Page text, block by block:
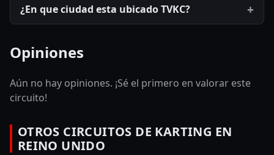
¿En que ciudad esta ubicado TVKC?
Opiniones
Aún no hay opiniones. ¡Sé el primero en valorar este
circuito!
OTROS CIRCUITOS DE KARTING EN
REINO UNIDO